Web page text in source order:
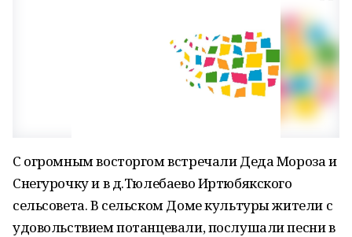
С огромным восторгом встречали Деда Мороза и
Снегурочку и в д.Тюлебаево Иртюбякского
сельсовета. В сельском Доме культуры жители с
удовольствием потанцевали, послушали песни в